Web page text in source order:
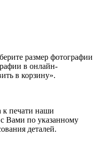
размер фотографии
в онлайн-
в корзину».
к печати наши
с Вами по указанному
деталей.